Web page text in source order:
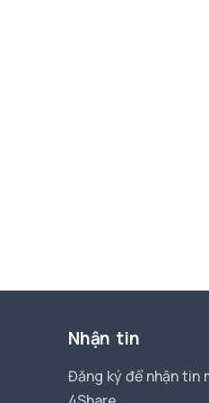
Nhận tin
Đăng ký để nhận tin